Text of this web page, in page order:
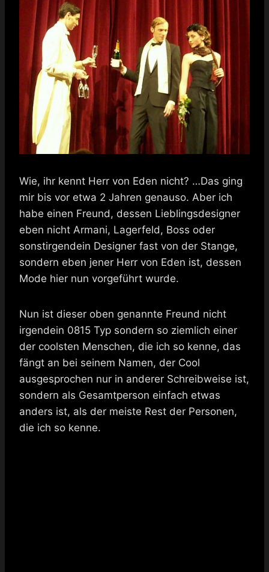
Wie, ihr kennt Herr von Eden nicht? …Das ging
mir bis vor etwa 2 Jahren genauso. Aber ich
habe einen Freund, dessen Lieblingsdesigner
eben nicht Armani, Lagerfeld, Boss oder
sonstirgendein Designer fast von der Stange,
sondern eben jener Herr von Eden ist, dessen
Mode hier nun vorgeführt wurde.
Nun ist dieser oben genannte Freund nicht
irgendein 0815 Typ sondern so ziemlich einer
der coolsten Menschen, die ich so kenne, das
fängt an bei seinem Namen, der Cool
ausgesprochen nur in anderer Schreibweise ist,
sondern als Gesamtperson einfach etwas
anders ist, als der meiste Rest der Personen,
die ich so kenne.